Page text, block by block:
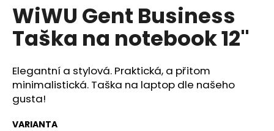
WiWU Gent Business
Taška na notebook 12"
Elegantní a stylová. Praktická, a přitom
minimalistická. Taška na laptop dle našeho
gusta!
VARIANTA
o
r
u
č
u
j
e
m
e